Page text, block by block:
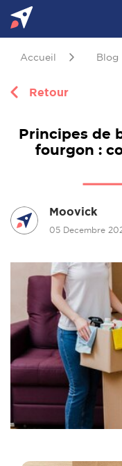
Accueil Blog
Retour
Principes de
fourgon :
Moovick
05 Decembre